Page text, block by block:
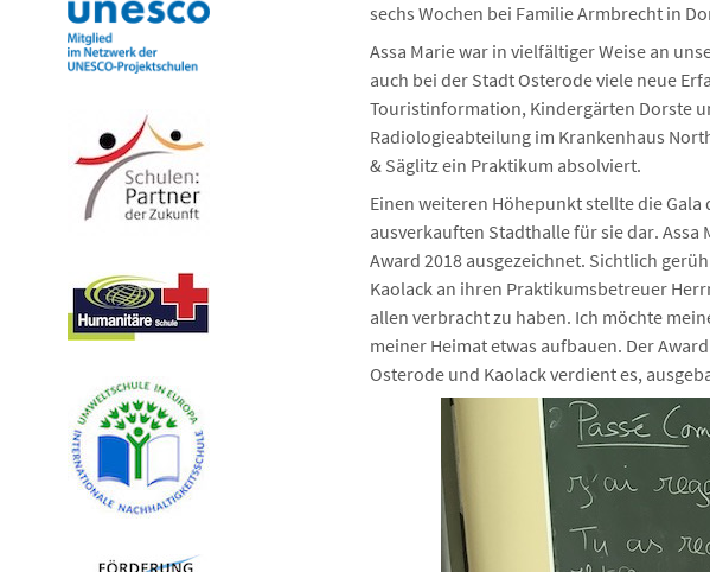
sechs Wochen bei Familie Armbrecht in
Assa Marie war in vielfältiger Weise an
auch bei der Stadt Osterode viele neue
Touristinformation, Kindergärten Dorste
Radiologieabteilung im Krankenhaus
& Säglitz ein Praktikum absolviert.
Einen weiteren Höhepunkt stellte die
ausverkauften Stadthalle für sie dar.
Award 2018 ausgezeichnet. Sichtlich
Kaolack an ihren Praktikumsbetreuer
allen verbracht zu haben. Ich möchte
meiner Heimat etwas aufbauen. Der
Osterode und Kaolack verdient es,